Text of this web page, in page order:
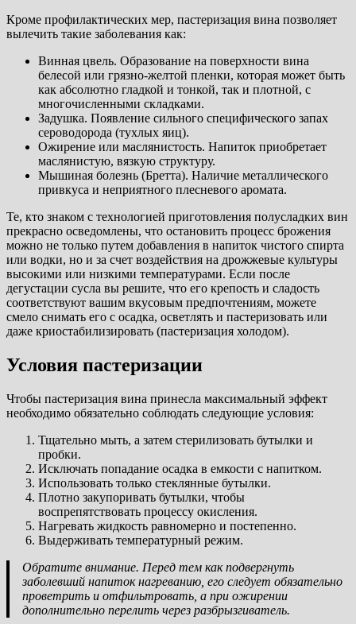
Кроме профилактических мер, пастеризация вина позволяет
вылечить такие заболевания как:
Винная цвель. Образование на поверхности вина
белесой или грязно-желтой пленки, которая может быть
как абсолютно гладкой и тонкой, так и плотной, с
многочисленными складками.
Задушка. Появление сильного специфического запах
сероводорода (тухлых яиц).
Ожирение или маслянистость. Напиток приобретает
маслянистую, вязкую структуру.
Мышиная болезнь (Бретта). Наличие металлического
привкуса и неприятного плесневого аромата.
Те, кто знаком с технологией приготовления полусладких вин
прекрасно осведомлены, что остановить процесс брожения
можно не только путем добавления в напиток чистого спирта
или водки, но и за счет воздействия на дрожжевые культуры
высокими или низкими температурами. Если после
дегустации сусла вы решите, что его крепость и сладость
соответствуют вашим вкусовым предпочтениям, можете
смело снимать его с осадка, осветлять и пастеризовать или
даже криостабилизировать (пастеризация холодом).
Условия пастеризации
Чтобы пастеризация вина принесла максимальный эффект
необходимо обязательно соблюдать следующие условия:
Тщательно мыть, а затем стерилизовать бутылки и
пробки.
Исключать попадание осадка в емкости с напитком.
Использовать только стеклянные бутылки.
Плотно закупоривать бутылки, чтобы
воспрепятствовать процессу окисления.
Нагревать жидкость равномерно и постепенно.
Выдерживать температурный режим.
Обратите внимание. Перед тем как подвергнуть
заболевший напиток нагреванию, его следует обязательно
проветрить и отфильтровать, а при ожирении
дополнительно перелить через разбрызгиватель.